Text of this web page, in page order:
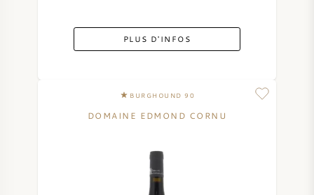
PLUS D'INFOS
BURGHOUND 90
DOMAINE EDMOND CORNU